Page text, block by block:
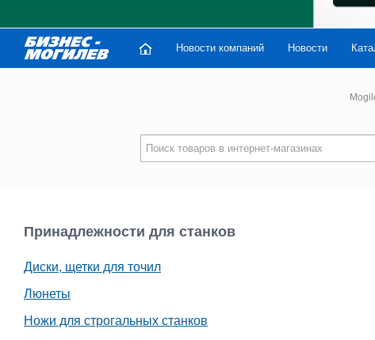
Новости компаний Новости
Принадлежности для станков
Диски, щетки для точил
Люнеты
Ножи для строгальных станков